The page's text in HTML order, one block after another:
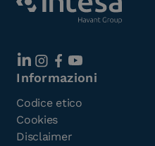
Informazioni
Codice etico
Cookies
Disclaimer